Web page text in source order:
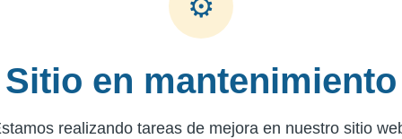
Sitio en mantenimiento
realizando tareas de mejora en nuestro sitio